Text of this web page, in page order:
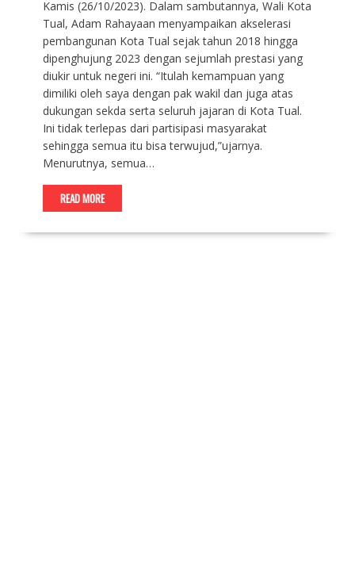
Kamis (26/10/2023). Dalam sambutannya, Wali Kota
Tual, Adam Rahayaan menyampaikan akselerasi
pembangunan Kota Tual sejak tahun 2018 hingga
dipenghujung 2023 dengan sejumlah prestasi yang
diukir untuk negeri ini. “Itulah kemampuan yang
dimiliki oleh saya dengan pak wakil dan juga atas
dukungan sekda serta seluruh jajaran di Kota Tual.
Ini tidak terlepas dari partisipasi masyarakat
sehingga semua itu bisa terwujud,”ujarnya.
Menurutnya, semua…
READ MORE